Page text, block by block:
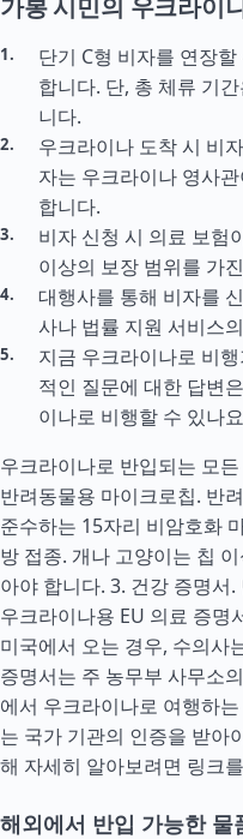
가봉 시민의 우크라이
단기 C형 비자를 연장
합니다. 단, 총 체류 기
니다.
우크라이나 도착 시 비
자는 우크라이나 영사
합니다.
비자 신청 시 의료 보험
이상의 보장 범위를 가
대행사를 통해 비자를
사나 법률 지원 서비스
지금 우크라이나로 비
적인 질문에 대한 답변
이나로 비행할 수 있나
우크라이나로 반입되는 모
반려동물용 마이크로칩. 반
준수하는 15자리 비암호화
방 접종. 개나 고양이는 칩
아야 합니다. 3. 건강 증명서
우크라이나용 EU 의료 증명
미국에서 오는 경우, 수의사
증명서는 주 농무부 사무소
에서 우크라이나로 여행하
는 국가 기관의 인증을 받아
해 자세히 알아보려면 링크
해외에서 반입 가능한 물